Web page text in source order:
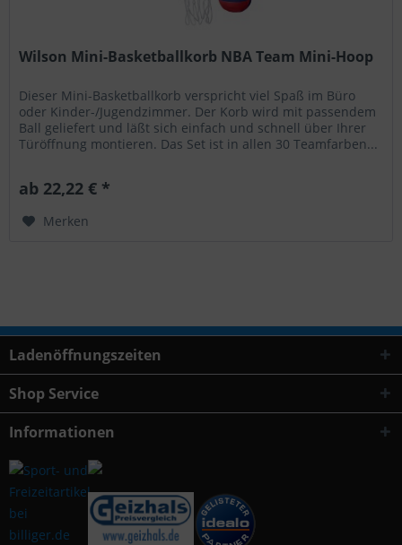
Wilson Mini-Basketballkorb NBA Team Mini-Hoop
Dieser Mini-Basketballkorb verspricht viel Spaß im Büro
oder Kinder-/Jugendzimmer. Der Korb wird mit passendem
Ball geliefert und läßt sich einfach und schnell über Ihrer
Türöffnung montieren. Das Set ist in allen 30 Teamfarben...
ab 22,22 € *
Merken
Ladenöffnungszeiten
Shop Service
Informationen